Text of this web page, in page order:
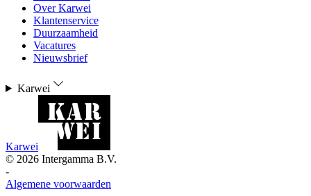
Over Karwei
Klantenservice
Duurzaamheid
Vacatures
Nieuwsbrief
Karwei
Karwei
© 2026 Intergamma B.V.
-
Algemene voorwaarden